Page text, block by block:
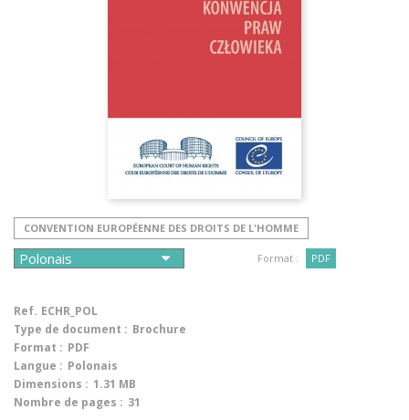
CONVENTION EUROPÉENNE DES DROITS DE L'HOMME
Format : PDF
Ref. ECHR_POL
Type de document : Brochure
Format : PDF
Langue : Polonais
Dimensions : 1.31 MB
Nombre de pages : 31